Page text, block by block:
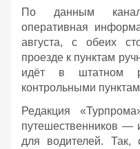
По данным
оперативная
августа, с обеих
проезде к пунктам
идёт в штатном
контрольными
Редакция
путешественников —
для водителей. Так,